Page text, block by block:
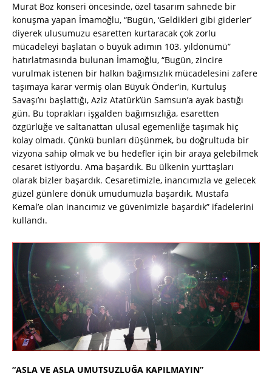
Murat Boz konseri öncesinde, özel tasarım sahnede bir
konuşma yapan İmamoğlu, “Bugün, ‘Geldikleri gibi giderler’
diyerek ulusumuzu esaretten kurtaracak çok zorlu
mücadeleyi başlatan o büyük adımın 103. yıldönümü”
hatırlatmasında bulunan İmamoğlu, “Bugün, zincire
vurulmak istenen bir halkın bağımsızlık mücadelesini zafere
taşımaya karar vermiş olan Büyük Önder’in, Kurtuluş
Savaşı’nı başlattığı, Aziz Atatürk’ün Samsun’a ayak bastığı
gün. Bu toprakları işgalden bağımsızlığa, esaretten
özgürlüğe ve saltanattan ulusal egemenliğe taşımak hiç
kolay olmadı. Çünkü bunları düşünmek, bu doğrultuda bir
vizyona sahip olmak ve bu hedefler için bir araya gelebilmek
cesaret istiyordu. Ama başardık. Bu ülkenin yurttaşları
olarak bizler başardık. Cesaretimizle, inancımızla ve gelecek
güzel günlere dönük umudumuzla başardık. Mustafa
Kemal’e olan inancımız ve güvenimizle başardık” ifadelerini
kullandı.
“ASLA VE ASLA UMUTSUZLUĞA KAPILMAYIN”